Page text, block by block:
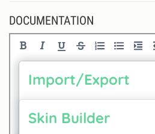
DOCUMENTATION